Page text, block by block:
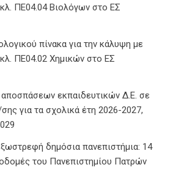
ΠΕ04.04 Βιολόγων στο ΕΣ
πίνακα για την κάλυψη με
ΠΕ04.02 Χημικών στο ΕΣ
εκπαιδευτικών Δ.Ε. σε
για τα σχολικά έτη 2026-2027,
δημόσια πανεπιστήμια: 14
του Πανεπιστημίου Πατρών